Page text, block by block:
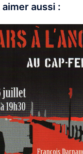
aussi :